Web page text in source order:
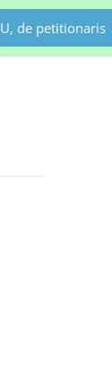
U, de petitionaris